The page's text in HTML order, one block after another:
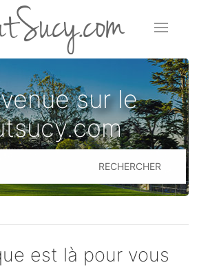
sur le
RECHERCHER
est là pour vous